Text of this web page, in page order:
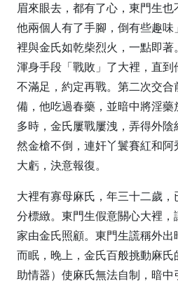
眉來眼去，都有了心，東門生
他兩個人有了手腳，倒有些趣
裡與金氏如乾柴烈火，一點即著
渾身手段「戰敗」了大裡，直到
不滿足，約定再戰。第二次交
備，他吃過春藥，並暗中將淫
多時，金氏屢戰屢洩，弄得外
然金槍不倒，連奸丫鬟賽紅和
大虧，決意報復。
大裡有寡母麻氏，年三十二歲
分標緻。東門生假意關心大裡，
家由金氏照顧。東門生謊稱外
而眠，晚上，金氏百般挑動麻
助情器）使麻氏無法自制，暗